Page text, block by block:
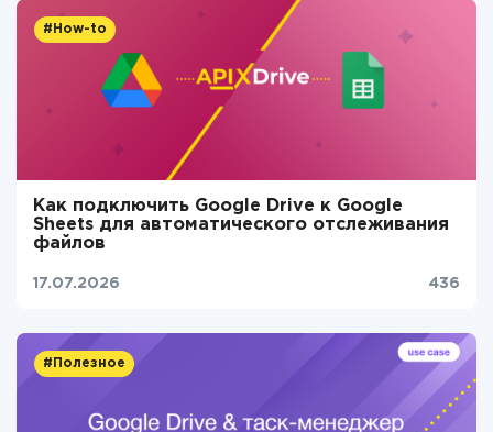
#How-to
Как подключить Google Drive к Google
Sheets для автоматического отслеживания
файлов
17.07.2026 436
#Полезное